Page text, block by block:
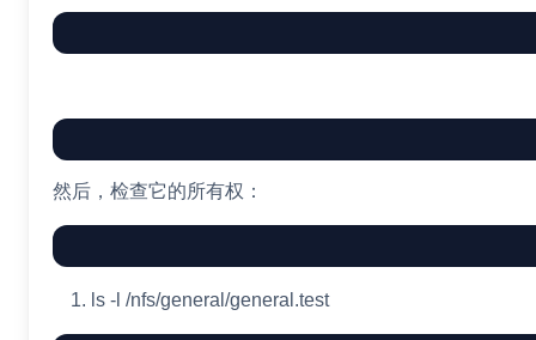
然后，检查它的所有权：
ls -l /nfs/general/general.test